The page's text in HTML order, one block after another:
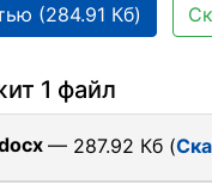
(284.91 Кб)
1 файл
— 287.92 Кб (